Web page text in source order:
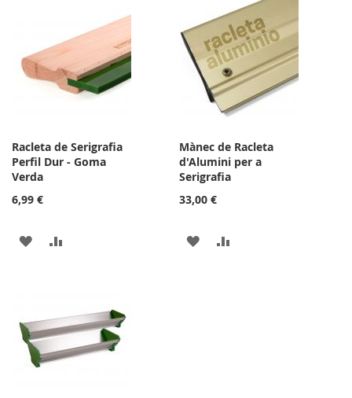
LLISTA
DE
COMPARAR
LLISTA
DE
DESITJOS
COMPARAR
Racleta de Serigrafia
Perfil Dur - Goma
Verda
6,99 €
AFEGIR
LLISTA
DE
Mànec de Racleta
d'Alumini per a
Serigrafia
33,00 €
AFEGIR